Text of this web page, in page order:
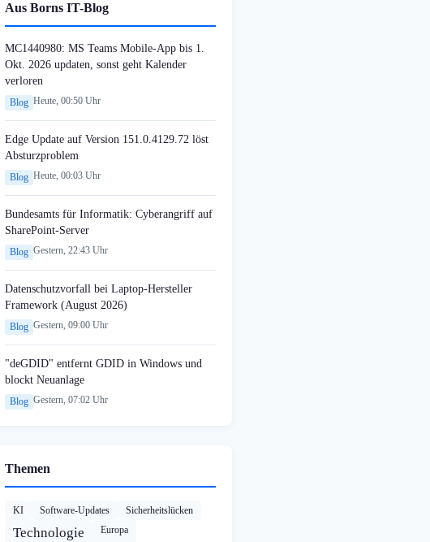
Aus Borns IT-Blog
MC1440980: MS Teams Mobile-App bis 1.
Okt. 2026 updaten, sonst geht Kalender
verloren
Blog Heute, 00:50 Uhr
Edge Update auf Version 151.0.4129.72 löst
Absturzproblem
Blog Heute, 00:03 Uhr
Bundesamts für Informatik: Cyberangriff auf
SharePoint-Server
Blog Gestern, 22:43 Uhr
Datenschutzvorfall bei Laptop-Hersteller
Framework (August 2026)
Blog Gestern, 09:00 Uhr
"deGDID" entfernt GDID in Windows und
blockt Neuanlage
Blog Gestern, 07:02 Uhr
Themen
KI Software-Updates Sicherheitslücken
Technologie Europa